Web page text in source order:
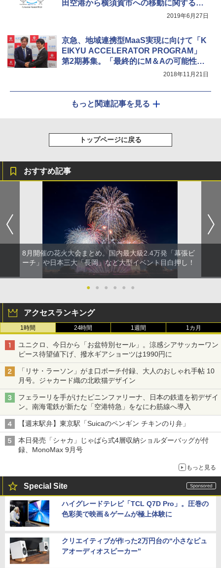
田空港から横須賀市への移動に関する実
2019年6月27日
京急、地域連携型MaaS実現に向けて「K
EIKYU ACCELERATOR PROGRAM」
第2期募集。「最終的にM＆Aの可能性
も。大きな事業展開に期待」2018年11月21日
もっと関連記事を見る
トップページに戻る
おすすめ記事
8月開催の花火大会まとめ。国内最大級2.4万発「幕張ビ
ーチ」や日本三大「長岡」など大型イベント目白押し！
● ● ● ● ● ●
アクセスランキング
1時間 24時間 1週間 1カ月
ユニクロ、今日から「お盆特別セール」。涼感シアサッカーワン
ピース待望値下げ、撥水ギアショーツは1990円に
「リサ・ラーソン」がま口ポーチ付録、大人のおしゃれ手帖 10
月号。ジャカード織の北欧猫デザイン
フェラーリを手がけたピニンファリーナ、日本の鉄道を初デザイ
ン。南海電鉄が新たな「空港特急」をなにわ筋線へ導入
【週末駅弁】東京駅「Suicaのペンギン チキンのり弁」
本日発売「シャカ」じゃばら式4層収納ショルダーバッグが付
録、MonoMax 9月号
もっと見る
Special Site
ハイグレードテレビ「TCL Q7D Pro」。圧巻の
色彩美で映画＆ゲームが極上体験に
クリエイティブが作った2万円台の“小さなピュ
アオーディオスピーカー”